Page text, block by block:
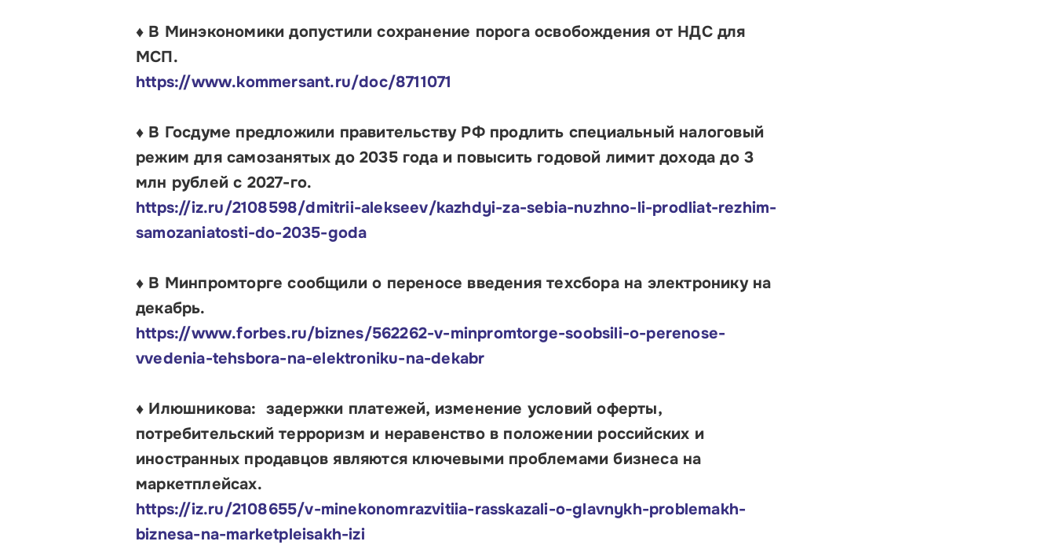
Лизинг для бизнеса
Поддержка предпринимателей в сфере
туризма
Факторинг для бизнеса
Старт в бизнес для молодых
♦ В Минэкономики допустили сохранение порога освобождения от НДС для
МСП.
https://www.kommersant.ru/doc/8711071
♦ В Госдуме предложили правительству РФ продлить специальный налоговый
режим для самозанятых до 2035 года и повысить годовой лимит дохода до 3
млн рублей с 2027-го.
https://iz.ru/2108598/dmitrii-alekseev/kazhdyi-za-sebia-nuzhno-li-prodliat-rezhim-
samozaniatosti-do-2035-goda
♦ В Минпромторге сообщили о переносе введения техсбора на электронику на
декабрь.
https://www.forbes.ru/biznes/562262-v-minpromtorge-soobsili-o-perenose-
vvedenia-tehsbora-na-elektroniku-na-dekabr
♦ Илюшникова: задержки платежей, изменение условий оферты,
потребительский терроризм и неравенство в положении российских и
иностранных продавцов являются ключевыми проблемами бизнеса на
маркетплейсах.
https://iz.ru/2108655/v-minekonomrazvitiia-rasskazali-o-glavnykh-problemakh-
biznesa-na-marketpleisakh-izi